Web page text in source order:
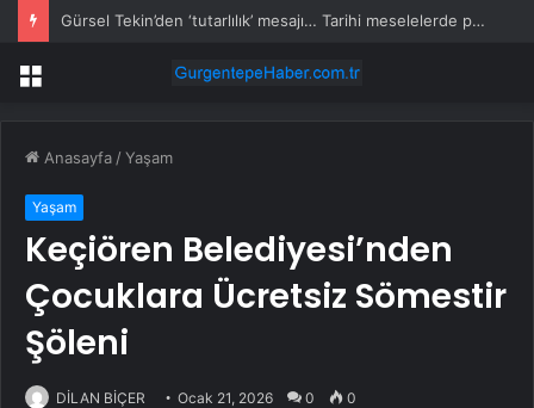
Gürsel Tekin’den ‘tutarlılık’ mesajı… Tarihi meselelerde pusula net olmalı
Menü
Anasayfa /Yaşam
Yaşam
Keçiören Belediyesi’nden
Çocuklara Ücretsiz Sömestir
Şöleni
DİLAN BİÇER Ocak 21, 2026 0 0